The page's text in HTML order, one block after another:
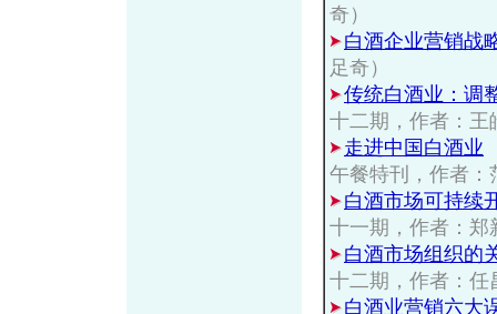
奇）
白酒企业营销战
足奇）
传统白酒业：调
十二期，作者：王
走进中国白酒业
午餐特刊，作者：
白酒市场可持续
十一期，作者：郑
白酒市场组织的
十二期，作者：任
白酒业营销六大